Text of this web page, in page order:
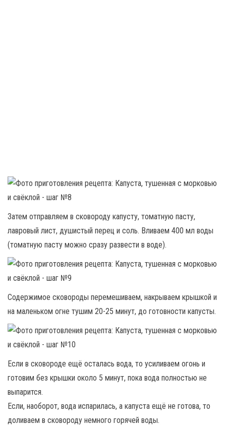
Затем отправляем в сковороду капусту, томатную пасту,
лавровый лист, душистый перец и соль. Вливаем 400 мл воды
(томатную пасту можно сразу развести в воде).
Содержимое сковороды перемешиваем, накрываем крышкой и
на маленьком огне тушим 20-25 минут, до готовности капусты.
Если в сковороде ещё осталась вода, то усиливаем огонь и
готовим без крышки около 5 минут, пока вода полностью не
выпарится.
Если, наоборот, вода испарилась, а капуста ещё не готова, то
доливаем в сковороду немного горячей воды.